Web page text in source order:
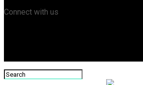
Connect with us